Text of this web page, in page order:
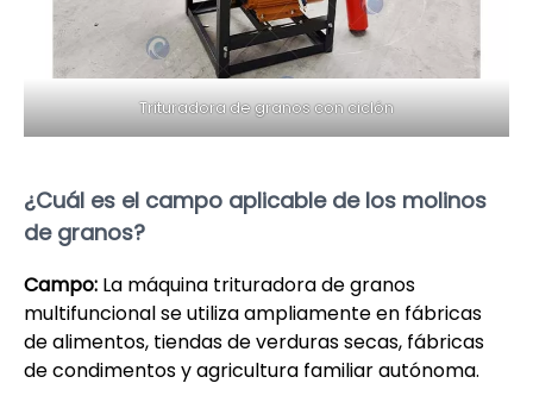
Trituradora de granos con ciclón
¿Cuál es el campo aplicable de los molinos
de granos?
Campo: La máquina trituradora de granos
multifuncional se utiliza ampliamente en fábricas
de alimentos, tiendas de verduras secas, fábricas
de condimentos y agricultura familiar autónoma.